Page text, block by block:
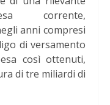
corrente,
anni compresi
di versamento
così ottenuti,
di tre miliardi di